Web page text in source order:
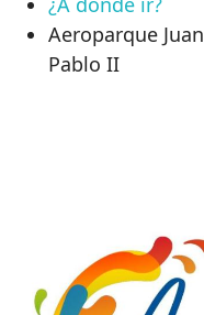
Aeroparque Juan
Pablo II